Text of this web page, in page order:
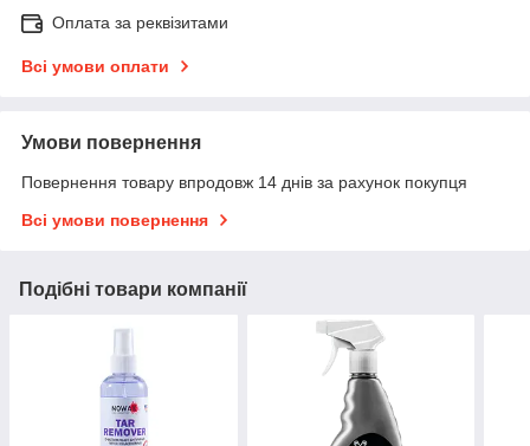
Оплата за реквізитами
Всі умови оплати
Умови повернення
Повернення товару впродовж 14 днів за рахунок покупця
Всі умови повернення
Подібні товари компанії